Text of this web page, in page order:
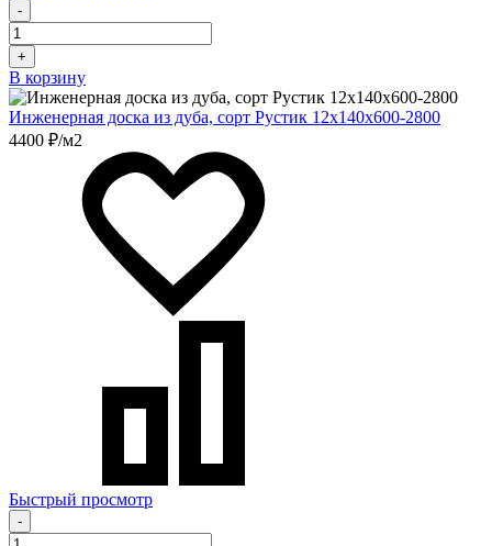
-
+
В корзину
Инженерная доска из дуба, сорт Рустик 12х140х600-2800
4400 ₽/м2
Быстрый просмотр
-